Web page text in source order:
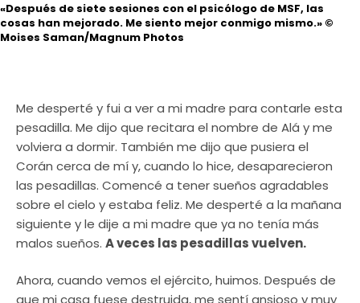
«Después de siete sesiones con el psicólogo de MSF, las
cosas han mejorado. Me siento mejor conmigo mismo.» ©
Moises Saman/Magnum Photos
Me desperté y fui a ver a mi madre para contarle esta
pesadilla. Me dijo que recitara el nombre de Alá y me
volviera a dormir. También me dijo que pusiera el
Corán cerca de mí y, cuando lo hice, desaparecieron
las pesadillas. Comencé a tener sueños agradables
sobre el cielo y estaba feliz. Me desperté a la mañana
siguiente y le dije a mi madre que ya no tenía más
malos sueños. A veces las pesadillas vuelven.
Ahora, cuando vemos el ejército, huimos. Después de
que mi casa fuese destruida, me sentí ansioso y muy